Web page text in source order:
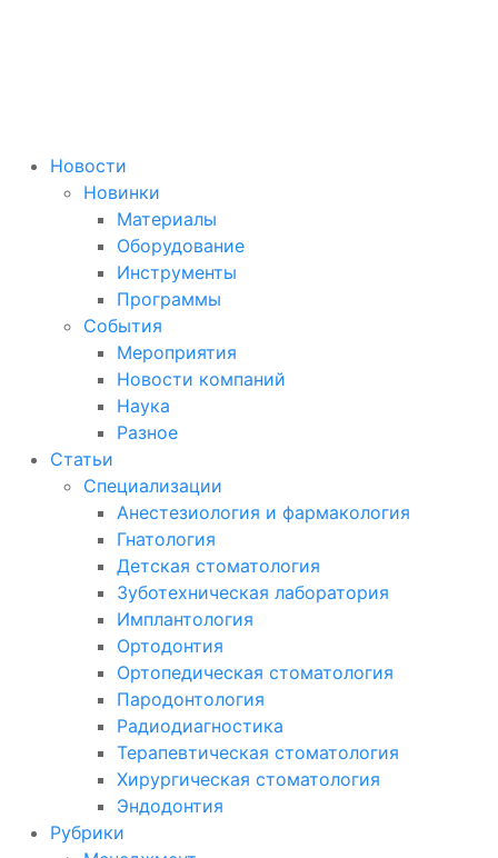
Новости
Новинки
Материалы
Оборудование
Инструменты
Программы
События
Мероприятия
Новости компаний
Наука
Разное
Статьи
Специализации
Анестезиология и фармакология
Гнатология
Детская стоматология
Зуботехническая лаборатория
Имплантология
Ортодонтия
Ортопедическая стоматология
Пародонтология
Радиодиагностика
Терапевтическая стоматология
Хирургическая стоматология
Эндодонтия
Рубрики